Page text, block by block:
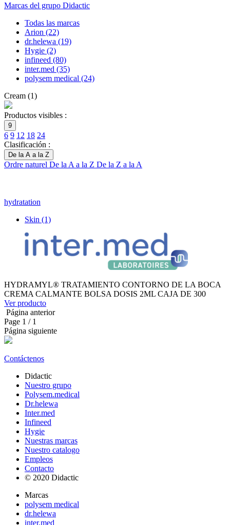
Marcas del grupo Didactic
Todas las marcas
Arion (22)
dr.helewa (19)
Hygie (2)
infineed (80)
inter.med (35)
polysem medical (24)
Cream (1)
Productos visibles :
9
6 9 12 18 24
Clasificación :
De la A a la Z
Ordre naturel De la A a la Z De la Z a la A
hydratation
Skin (1)
HYDRAMYL® TRATAMIENTO CONTORNO DE LA BOCA
CREMA CALMANTE BOLSA DOSIS 2ML CAJA DE 300
Ver producto
Página anterior
Page 1 / 1
Página siguiente
Contáctenos
Didactic
Nuestro grupo
Polysem.medical
Dr.helewa
Inter.med
Infineed
Hygie
Nuestras marcas
Nuestro catalogo
Empleos
Contacto
© 2020 Didactic
Marcas
polysem medical
dr.helewa
inter.med